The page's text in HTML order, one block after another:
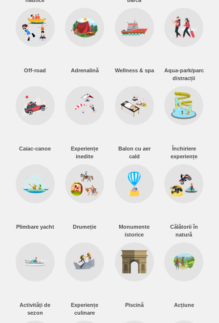
Off-road Adrenalină Wellness & spa
Aqua-park/parc
distracții
Caiac-canoe
Experiențe
inedite
Balon cu aer
cald
Închiriere
experiențe
Plimbare yacht Drumeție
Monumente
istorice
Călătorii în
natură
Activități de
sezon
Experiențe
culinare
Piscină Acțiune